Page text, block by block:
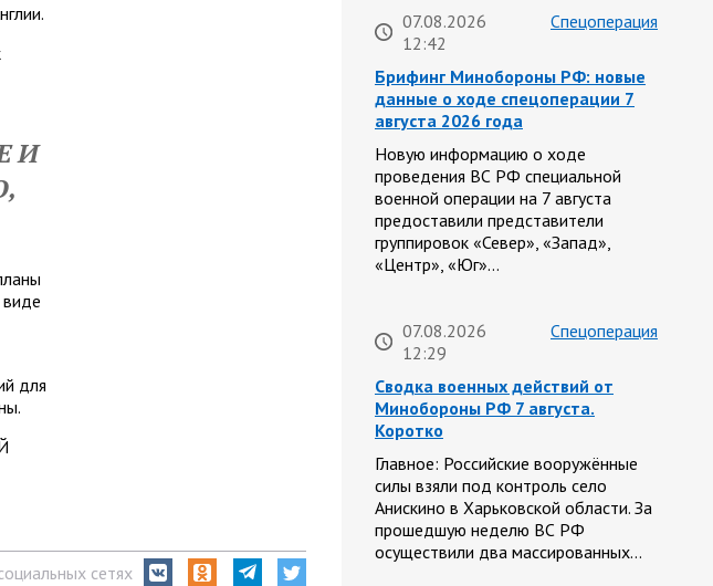
И
для
сетях
07.08.2026
12:42
Спецоперация
Брифинг Минобороны РФ: новые
данные о ходе спецоперации 7
августа 2026 года
Новую информацию о ходе
проведения ВС РФ специальной
военной операции на 7 августа
предоставили представители
группировок «Север», «Запад»,
«Центр», «Юг»…
07.08.2026
12:29
Спецоперация
Сводка военных действий от
Минобороны РФ 7 августа.
Коротко
Главное: Российские вооружённые
силы взяли под контроль село
Анискино в Харьковской области. За
прошедшую неделю ВС РФ
осуществили два массированных…